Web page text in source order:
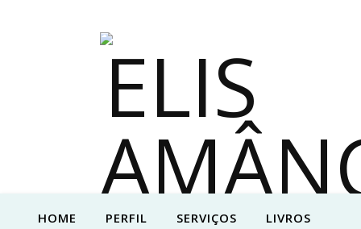
HOME PERFIL SERVIÇOS LIVROS